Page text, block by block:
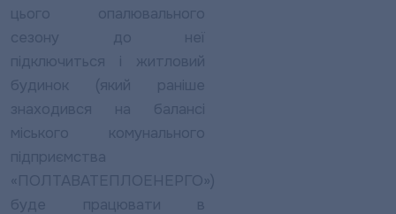
цього опалювального
сезону до неї
підключиться і житловий
будинок (який раніше
знаходився на балансі
міського комунального
підприємства
«ПОЛТАВАТЕПЛОЕНЕРГО»)
буде працювати в